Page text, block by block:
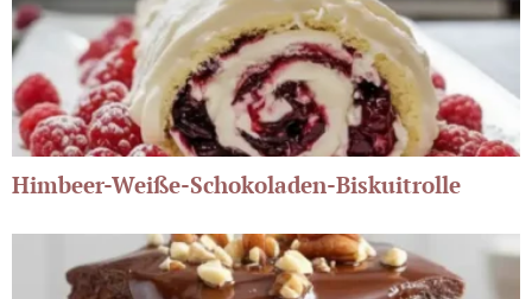
Himbeer-Weiße-Schokoladen-Biskuitrolle